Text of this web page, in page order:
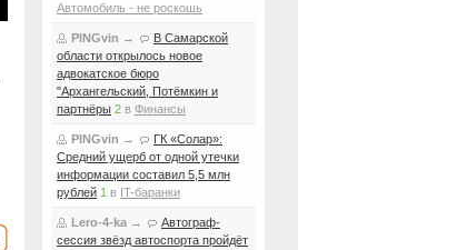
Автомобиль - не роскошь
PINGvin →
В Самарской
области открылось новое
адвокатское бюро
"Архангельский, Потёмкин и
партнёры 2 в Финансы
PINGvin →
ГК «Солар»:
Средний ущерб от одной утечки
информации составил 5,5 млн
рублей 1 в IT-баранки
Lero-4-ka →
Автограф-
сессия звёзд автоспорта пройдёт